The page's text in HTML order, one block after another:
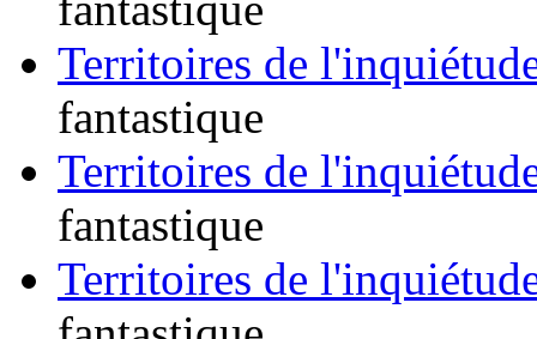
Territoires de
fantastique
Territoires de
fantastique
Territoires de